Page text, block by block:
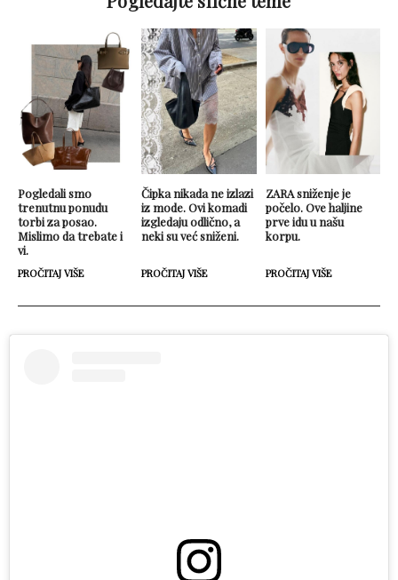
Pogledali smo
trenutnu ponudu
torbi za posao.
Mislimo da trebate i
vi.
PROČITAJ VIŠE
Čipka nikada ne izlazi
iz mode. Ovi komadi
izgledaju odlično, a
neki su već sniženi.
PROČITAJ VIŠE
ZARA sniženje je
počelo. Ove haljine
prve idu u našu
korpu.
PROČITAJ VIŠE